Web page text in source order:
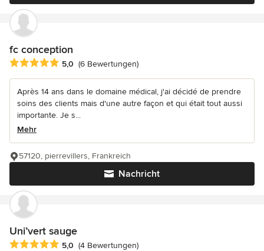
fc conception
Durchschnittliche Bewertung: 5 von 5 Sternen
5,0 (6 Bewertungen)
Après 14 ans dans le domaine médical, j'ai décidé de prendre
soins des clients mais d'une autre façon et qui était tout aussi
importante. Je s...
Mehr
Nachricht
57120, pierrevillers, Frankreich
Uni’vert sauge
Durchschnittliche Bewertung: 5 von 5 Sternen
5,0 (4 Bewertungen)